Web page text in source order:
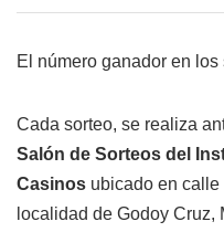
El número ganador en
Cada sorteo, se realiza
Salón de Sorteos del
Casinos ubicado en
localidad de Godoy Cruz,